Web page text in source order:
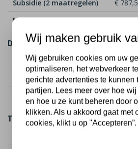
Subsidie (2 maatregelen)
€
Netto kosten
€
Dakisolatie (50 m²)
Kostenindicatie
€ 2.250
Subsidie (2 maatregelen)
€
Netto kosten
€
Totaal
Wij maken gebruik
Wij gebruiken cookies om uw
optimaliseren, het webverkeer
gerichte advertenties te kunnen
partijen. Lees meer over hoe
en hoe u ze kunt beheren door
klikken. Als u akkoord gaat met
cookies, klikt u op "Accepteren”.